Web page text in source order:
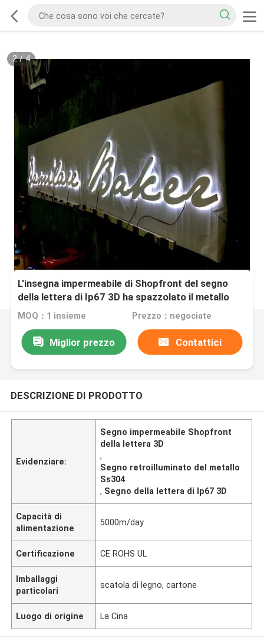
2/4
L'insegna impermeabile di Shopfront del segno
della lettera di Ip67 3D ha spazzolato il metallo
Ss304 retroilluminato
MOQ：1 insieme Prezzo：negociate
Miglior prezzo Contattici
DESCRIZIONE DI PRODOTTO
Evidenziare:
Segno impermeabile Shopfront
della lettera 3D
,
Segno retroilluminato del metallo
Ss304
, Segno della lettera di Ip67 3D
Capacità di
alimentazione
5000m/day
Certificazione CE ROHS UL
Imballaggi
particolari
scatola di legno, cartone
Luogo di origine La Cina